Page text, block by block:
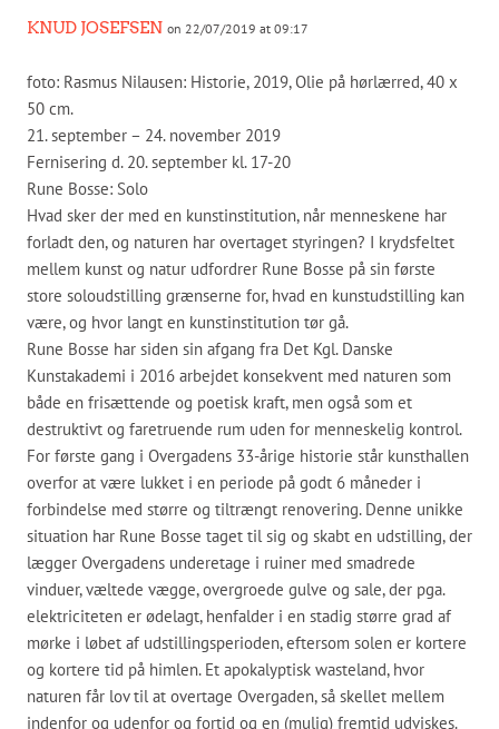
KNUD JOSEFSEN on 22/07/2019 at 09:17
foto: Rasmus Nilausen: Historie, 2019, Olie på hørlærred, 40 x
50 cm.
21. september – 24. november 2019
Fernisering d. 20. september kl. 17-20
Rune Bosse: Solo
Hvad sker der med en kunstinstitution, når menneskene har
forladt den, og naturen har overtaget styringen? I krydsfeltet
mellem kunst og natur udfordrer Rune Bosse på sin første
store soloudstilling grænserne for, hvad en kunstudstilling kan
være, og hvor langt en kunstinstitution tør gå.
Rune Bosse har siden sin afgang fra Det Kgl. Danske
Kunstakademi i 2016 arbejdet konsekvent med naturen som
både en frisættende og poetisk kraft, men også som et
destruktivt og faretruende rum uden for menneskelig kontrol.
For første gang i Overgadens 33-årige historie står kunsthallen
overfor at være lukket i en periode på godt 6 måneder i
forbindelse med større og tiltrængt renovering. Denne unikke
situation har Rune Bosse taget til sig og skabt en udstilling, der
lægger Overgadens underetage i ruiner med smadrede
vinduer, væltede vægge, overgroede gulve og sale, der pga.
elektriciteten er ødelagt, henfalder i en stadig større grad af
mørke i løbet af udstillingsperioden, eftersom solen er kortere
og kortere tid på himlen. Et apokalyptisk wasteland, hvor
naturen får lov til at overtage Overgaden, så skellet mellem
indenfor og udenfor og fortid og en (mulig) fremtid udviskes.